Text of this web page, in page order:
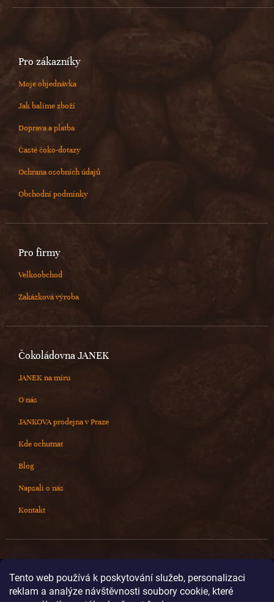
Tento web používá k poskytování služeb, personalizaci
reklam a analýze návštěvnosti soubory cookie, které
Pro zákazníky
Moje objednávka
Jak balíme zboží
Doprava a platba
Časté čoko-dotazy
Ochrana osobních údajů
Obchodní podmínky
Pro firmy
Velkoobchod
Zakázková výroba
Čokoládovna JANEK
JANEK na míru
O nás
JANKOVA prodejna v Praze
Kde ochutnat
Blog
Napsali o nás
Kontakt
info@cokoladovnajanek.cz